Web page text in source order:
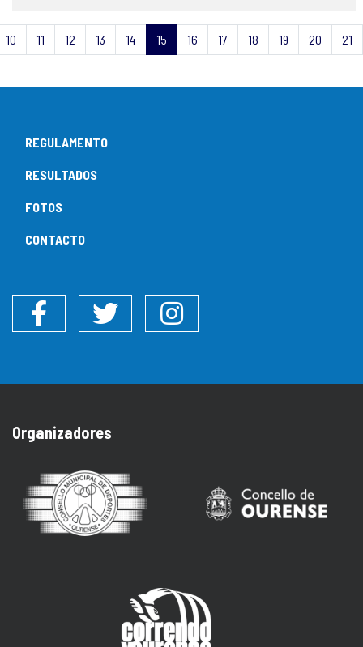
10 11 12 13 14 15 16 17 18 19 20 21
REGULAMENTO
RESULTADOS
FOTOS
CONTACTO
Twitter Instagram
Organizadores